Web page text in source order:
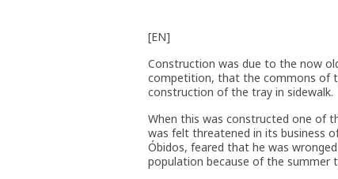
[EN]
Construction was due to the now
competition, that the commons of
construction of the tray in sidewalk.
When this was constructed one of
was felt threatened in its business
Óbidos, feared that he was
population because of the summer